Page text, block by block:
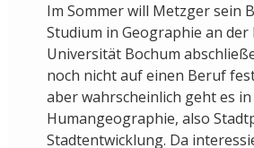
Im Sommer will Metzger sein
Studium in Geographie an der
Universität Bochum
noch nicht auf einen Beruf
aber wahrscheinlich geht es
Humangeographie, also
Stadtentwicklung. Da